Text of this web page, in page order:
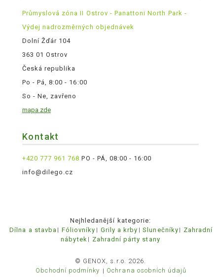
Průmyslová zóna II Ostrov - Panattoni North Park -
Výdej nadrozměrných objednávek
Dolní Žďár 104
363 01 Ostrov
Česká republika
Po - Pá, 8:00 - 16:00
So - Ne, zavřeno
mapa zde
Kontakt
+420 777 961 768 PO - PÁ, 08:00 - 16:00
info@dilego.cz
Nejhledanější kategorie:
Dílna a stavba
Fóliovníky Grily a krby Slunečníky
Zahradní
nábytek
Zahradní párty stany
© GENOX, s.r.o. 2026.
Obchodní podmínky
Ochrana osobních údajů